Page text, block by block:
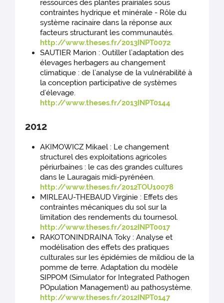
ressources des plantes prairiales sous
contraintes hydrique et minérale - Rôle du
système racinaire dans la réponse aux
facteurs structurant les communautés.
http://www.theses.fr/2013INPT0072
SAUTIER Marion : Outiller l’adaptation des
élevages herbagers au changement
climatique : de l’analyse de la vulnérabilité à
la conception participative de systèmes
d’élevage.
http://www.theses.fr/2013INPT0144
2012
AKIMOWICZ Mikael : Le changement
structurel des exploitations agricoles
périurbaines : le cas des grandes cultures
dans le Lauragais midi-pyrénéen.
http://www.theses.fr/2012TOU10078
MIRLEAU-THEBAUD Virginie : Effets des
contraintes mécaniques du sol sur la
limitation des rendements du tournesol.
http://www.theses.fr/2012INPT0017
RAKOTONINDRAINA Toky : Analyse et
modélisation des effets des pratiques
culturales sur les épidémies de mildiou de la
pomme de terre. Adaptation du modèle
SIPPOM (Simulator for Integrated Pathogen
POpulation Management) au pathosystème.
http://www.theses.fr/2012INPT0147